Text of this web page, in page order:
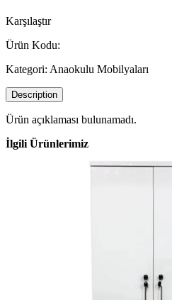
Karşılaştır
Ürün Kodu:
Kategori: Anaokulu Mobilyaları
Description
Ürün açıklaması bulunamadı.
İlgili Ürünlerimiz